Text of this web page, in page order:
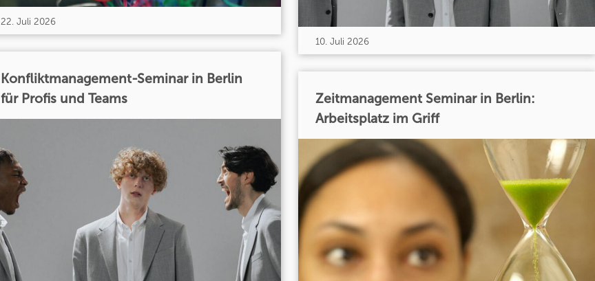
22. Juli 2026
Konfliktmanagement-Seminar in Berlin
für Profis und Teams
10. Juli 2026
Zeitmanagement Seminar in Berlin:
Arbeitsplatz im Griff